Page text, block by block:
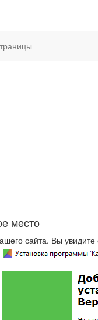
место
сайта. Вы